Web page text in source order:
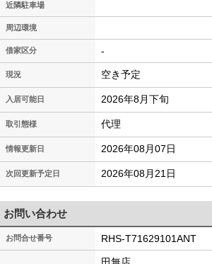
近隣駐車場
周辺環境
借家区分 -
現況 空き予定
入居可能日 2026年8月下旬
取引態様 代理
情報更新日 2026年08月07日
次回更新予定日 2026年08月21日
お問い合わせ
お問合せ番号 RHS-T71629101ANT